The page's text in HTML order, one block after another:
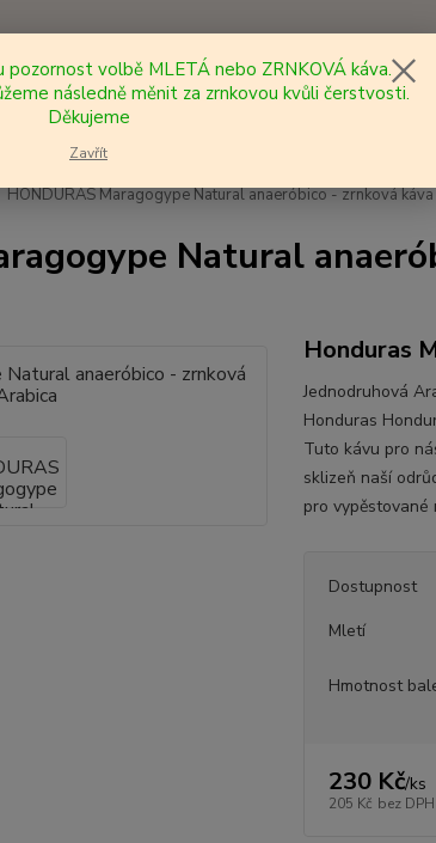
Hledat Nevíte si rady?
+420 602
HONDURAS Maragogype Natural anaeróbico - zrnková
Natural
Honduras
Jednodruhová
Honduras
Tuto kávu pro
sklizeň naší
pro vypěstované
Dostupnost
Mletí
Hmotnost
230 Kč/ks
205 Kč bez DPH
pozornost volbě MLETÁ nebo ZRNKOVÁ káva.
následně měnit za zrnkovou kvůli čerstvosti.
Děkujeme
Zavřít